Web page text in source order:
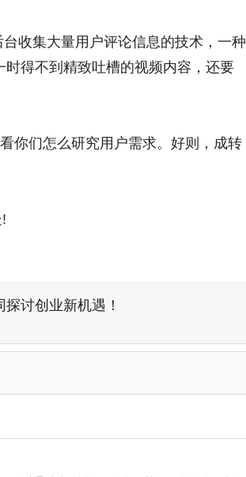
收集大量用户评论信息的技术，一种
得不到精致吐槽的视频内容，还要
你们怎么研究用户需求。好则，成转
探讨创业新机遇！